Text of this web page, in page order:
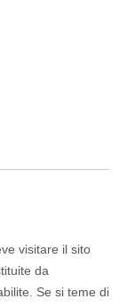
visitare il sito
da
Se si teme di